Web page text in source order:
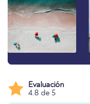
Evaluación
4.8 de 5